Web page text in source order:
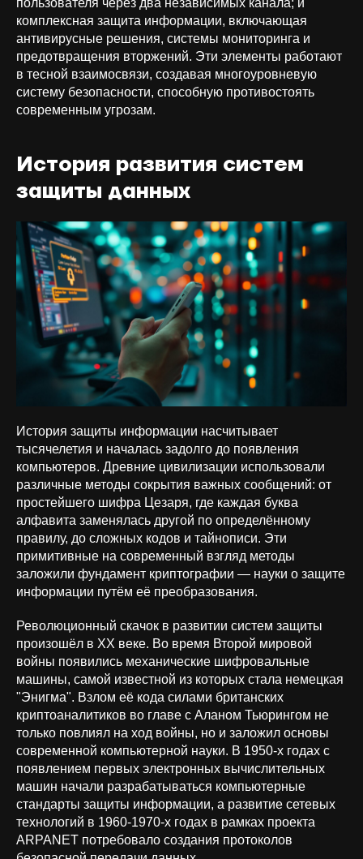
пользователя через два независимых канала; и
комплексная защита информации, включающая
антивирусные решения, системы мониторинга и
предотвращения вторжений. Эти элементы работают
в тесной взаимосвязи, создавая многоуровневую
систему безопасности, способную противостоять
современным угрозам.
История развития систем
защиты данных
История защиты информации насчитывает
тысячелетия и началась задолго до появления
компьютеров. Древние цивилизации использовали
различные методы сокрытия важных сообщений: от
простейшего шифра Цезаря, где каждая буква
алфавита заменялась другой по определённому
правилу, до сложных кодов и тайнописи. Эти
примитивные на современный взгляд методы
заложили фундамент криптографии — науки о защите
информации путём её преобразования.
Революционный скачок в развитии систем защиты
произошёл в XX веке. Во время Второй мировой
войны появились механические шифровальные
машины, самой известной из которых стала немецкая
"Энигма". Взлом её кода силами британских
криптоаналитиков во главе с Аланом Тьюрингом не
только повлиял на ход войны, но и заложил основы
современной компьютерной науки. В 1950-х годах с
появлением первых электронных вычислительных
машин начали разрабатываться компьютерные
стандарты защиты информации, а развитие сетевых
технологий в 1960-1970-х годах в рамках проекта
ARPANET потребовало создания протоколов